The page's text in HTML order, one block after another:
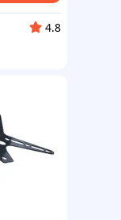
4.8